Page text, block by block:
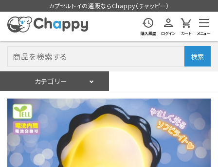
カプセルトイの通販ならChappy（チャッピー）
購入履歴 ログイン カート メニュー
検索
カテゴリー
ログイン 会員登録
入荷スケジュールをチェック
カプセルトイマシン本体